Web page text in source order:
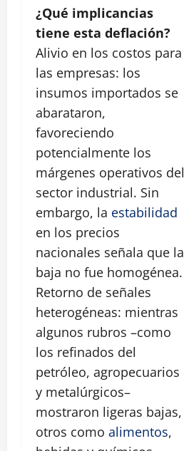
¿Qué implicancias
tiene esta deflación?
Alivio en los costos para
las empresas: los
insumos importados se
abarataron,
favoreciendo
potencialmente los
márgenes operativos del
sector industrial. Sin
embargo, la estabilidad
en los precios
nacionales señala que la
baja no fue homogénea.
Retorno de señales
heterogéneas: mientras
algunos rubros –como
los refinados del
petróleo, agropecuarios
y metalúrgicos–
mostraron ligeras bajas,
otros como alimentos,